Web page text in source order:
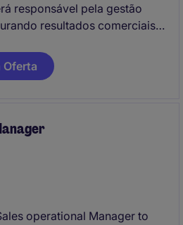
responsável pela gestão
resultados comerciais,
desenvolve e motiva a
estratégicas com base em
Oferta
operational Manager to